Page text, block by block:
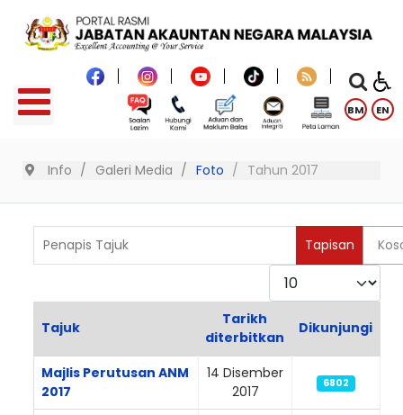
BM EN
Info Galeri Media Foto Tahun 2017
Tapisan
Paparkan
Articles
Tajuk
Tarikh
diterbitkan
Dikunjungi
Majlis Perutusan ANM
2017
14 Disember
2017
6802